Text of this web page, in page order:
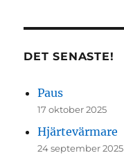
DET SENASTE!
Paus
17 oktober 2025
Hjärtevärmare
24 september 2025